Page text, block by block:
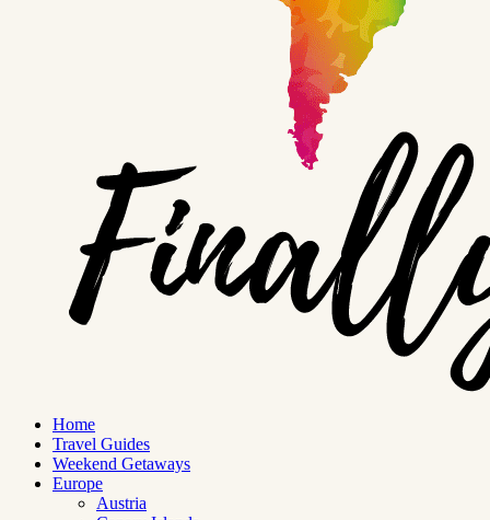
Home
Travel Guides
Weekend Getaways
Europe
Austria